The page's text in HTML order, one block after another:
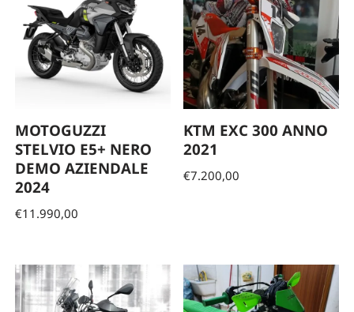
MOTOGUZZI
STELVIO E5+ NERO
DEMO AZIENDALE
2024
€11.990,00
KTM EXC 300 ANNO
2021
€7.200,00